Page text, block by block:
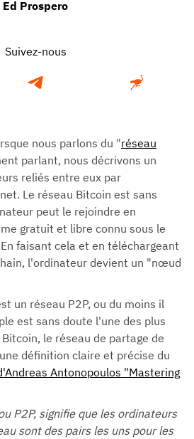
Ed Prospero
Suivez-nous
nous parlons du "réseau
parlant, nous décrivons un
reliés entre eux par
Le réseau Bitcoin est sans
peut le rejoindre en
gratuit et libre connu sous le
faisant cela et en téléchargeant
l'ordinateur devient un "nœud
un réseau P2P, ou du moins il
est sans doute l'une des plus
le réseau de partage de
définition claire et précise du
Antonopoulos "Mastering
P2P, signifie que les ordinateurs
sont des pairs les uns pour les